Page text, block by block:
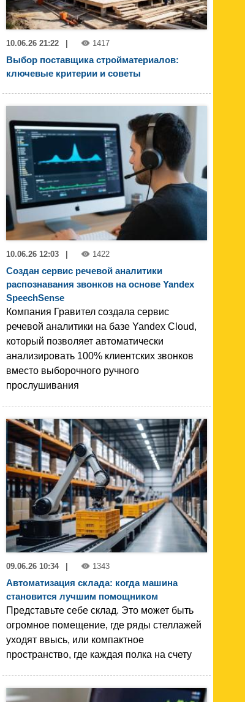
10.06.26 21:22 1417
Выбор поставщика стройматериалов:
ключевые критерии и советы
10.06.26 12:03 1422
Создан сервис речевой аналитики
распознавания звонков на основе Yandex
SpeechSense
Компания Гравител создала сервис
речевой аналитики на базе Yandex Cloud,
который позволяет автоматически
анализировать 100% клиентских звонков
вместо выборочного ручного
прослушивания
09.06.26 10:34 1343
Автоматизация склада: когда машина
становится лучшим помощником
Представьте себе склад. Это может быть
огромное помещение, где ряды стеллажей
уходят ввысь, или компактное
пространство, где каждая полка на счету